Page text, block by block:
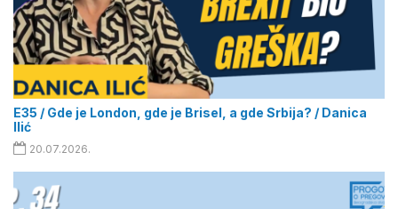
E35 / Gde je London, gde je Brisel, a gde Srbija? / Danica
Ilić
20.07.2026.